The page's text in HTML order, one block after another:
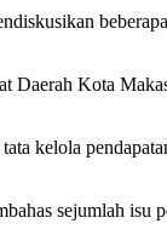
Kota
kelola
sejumlah